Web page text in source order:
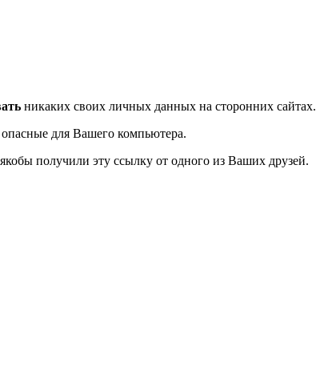
никаких своих личных данных на сторонних сайтах.
для Вашего компьютера.
получили эту ссылку от одного из Ваших друзей.